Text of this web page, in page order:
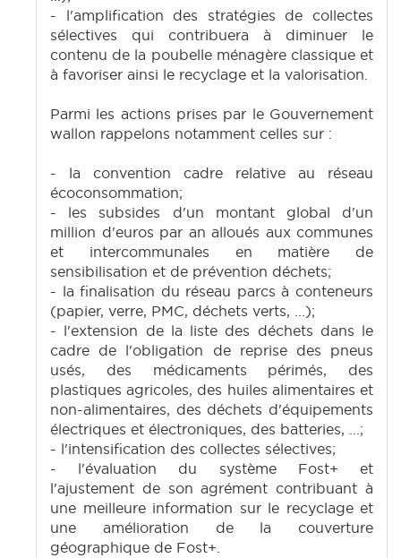
- l'amplification des stratégies de collectes
sélectives qui contribuera à diminuer le
contenu de la poubelle ménagère classique et
à favoriser ainsi le recyclage et la valorisation.
Parmi les actions prises par le Gouvernement
wallon rappelons notamment celles sur :
- la convention cadre relative au réseau
écoconsommation;
- les subsides d'un montant global d'un
million d'euros par an alloués aux communes
et intercommunales en matière de
sensibilisation et de prévention déchets;
- la finalisation du réseau parcs à conteneurs
(papier, verre, PMC, déchets verts, ...);
- l'extension de la liste des déchets dans le
cadre de l'obligation de reprise des pneus
usés, des médicaments périmés, des
plastiques agricoles, des huiles alimentaires et
non-alimentaires, des déchets d'équipements
électriques et électroniques, des batteries, ...;
- l'intensification des collectes sélectives;
- l'évaluation du système Fost+ et
l'ajustement de son agrément contribuant à
une meilleure information sur le recyclage et
une amélioration de la couverture
géographique de Fost+.